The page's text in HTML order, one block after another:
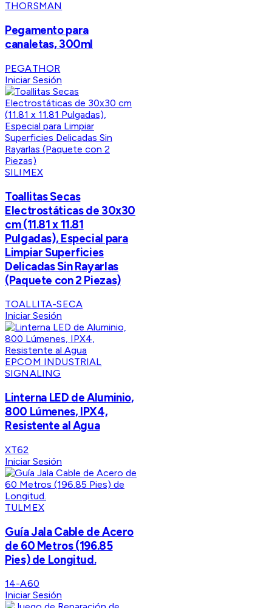
THORSMAN
Pegamento para
canaletas, 300ml
PEGATHOR
Iniciar Sesión
SILIMEX
Toallitas Secas
Electrostáticas de 30x30
cm (11.81 x 11.81
Pulgadas), Especial para
Limpiar Superficies
Delicadas Sin Rayarlas
(Paquete con 2 Piezas)
TOALLITA-SECA
Iniciar Sesión
EPCOM INDUSTRIAL
SIGNALING
Linterna LED de Aluminio,
800 Lúmenes, IPX4,
Resistente al Agua
XT62
Iniciar Sesión
TULMEX
Guía Jala Cable de Acero
de 60 Metros (196.85
Pies) de Longitud.
14-A60
Iniciar Sesión